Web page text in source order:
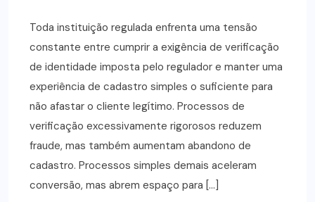
Toda instituição regulada enfrenta uma tensão
constante entre cumprir a exigência de verificação
de identidade imposta pelo regulador e manter uma
experiência de cadastro simples o suficiente para
não afastar o cliente legítimo. Processos de
verificação excessivamente rigorosos reduzem
fraude, mas também aumentam abandono de
cadastro. Processos simples demais aceleram
conversão, mas abrem espaço para […]